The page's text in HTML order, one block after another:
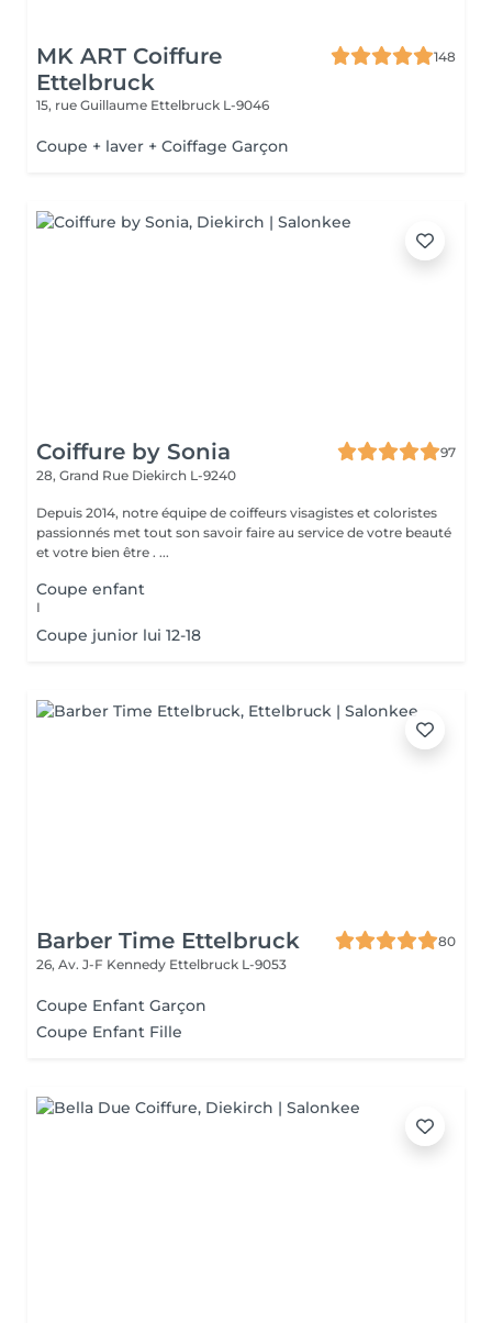
MK ART Coiffure
Ettelbruck
148
15, rue Guillaume Ettelbruck L-9046
Coupe + laver + Coiffage Garçon
Coiffure by Sonia
97
28, Grand Rue Diekirch L-9240
Depuis 2014, notre équipe de coiffeurs visagistes et coloristes
passionnés met tout son savoir faire au service de votre beauté
et votre bien être . ...
Coupe enfant
I
Coupe junior lui 12-18
Barber Time Ettelbruck
80
26, Av. J-F Kennedy Ettelbruck L-9053
Coupe Enfant Garçon
Coupe Enfant Fille